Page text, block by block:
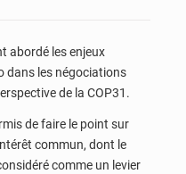
abordé les enjeux
dans les négociations
de la COP31 .
de faire le point sur
commun, dont le
comme un levier